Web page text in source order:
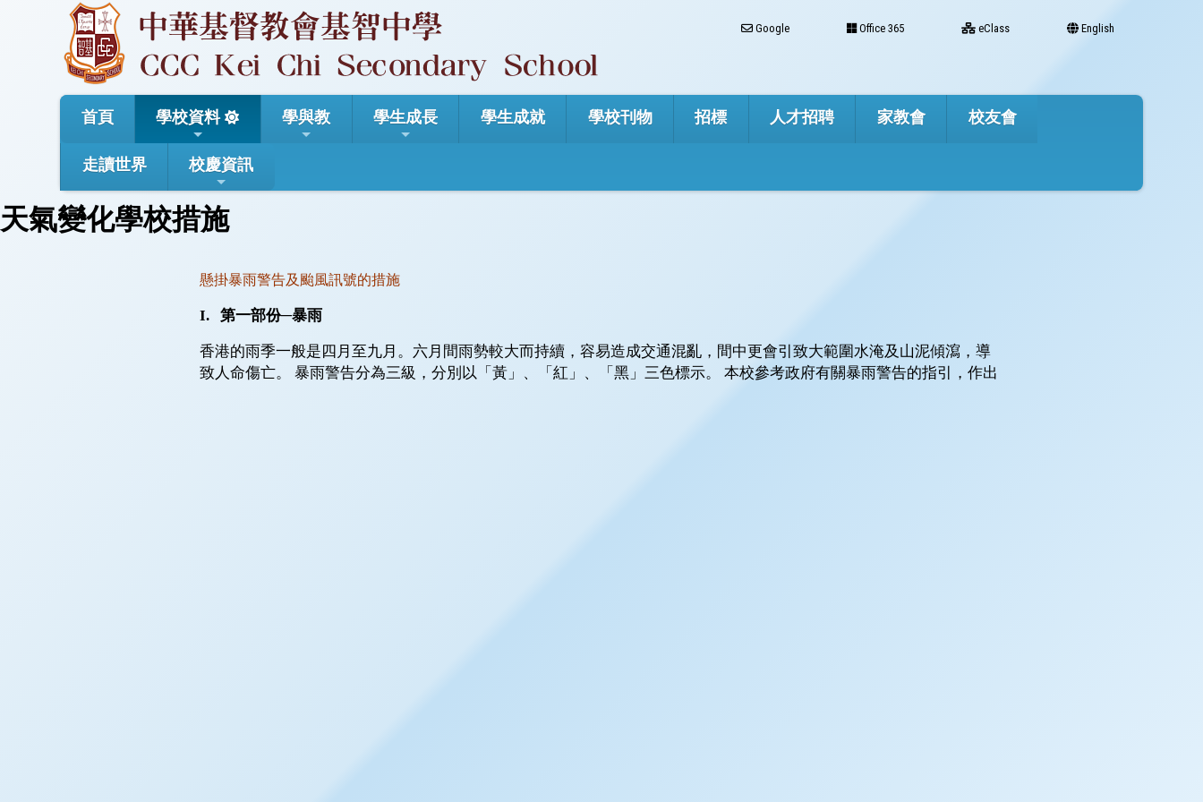
Google Office 365 eClass English
首頁 學校資料 學與教 學生成長 學生成就 學校刊物 招標 人才招聘 家教會 校友會
走讀世界 校慶資訊
天氣變化學校措施